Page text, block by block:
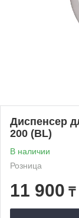
Диспенсер
200 (BL)
В наличии
Розница
11 900 ₸